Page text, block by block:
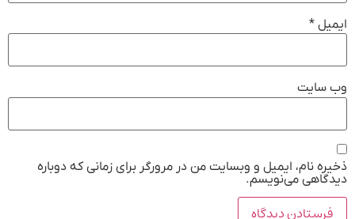
ایمیل *
وب‌ سایت
ذخیره نام، ایمیل و وبسایت من در مرورگر برای زمانی که دوباره
دیدگاهی می‌نویسم.